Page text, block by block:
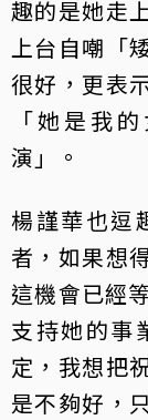
趣的是她走
上台自嘲「
很好，更表
「她是我
演」。
楊謹華也逗
者，如果想
這機會已經
支持她的事
定，我想把
是不夠好，